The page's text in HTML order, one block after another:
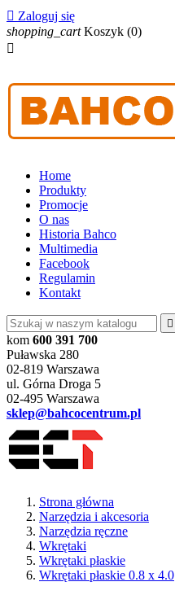
 Zaloguj się
shopping_cart Koszyk (0)

Home
Produkty
Promocje
O nas
Historia Bahco
Multimedia
Facebook
Regulamin
Kontakt

kom 600 391 700
Puławska 280
02-819 Warszawa
ul. Górna Droga 5
02-495 Warszawa
sklep@bahcocentrum.pl
Strona główna
Narzędzia i akcesoria
Narzędzia ręczne
Wkrętaki
Wkrętaki płaskie
Wkrętaki płaskie 0.8 x 4.0